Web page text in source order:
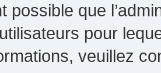
possible que
pour
veuillez